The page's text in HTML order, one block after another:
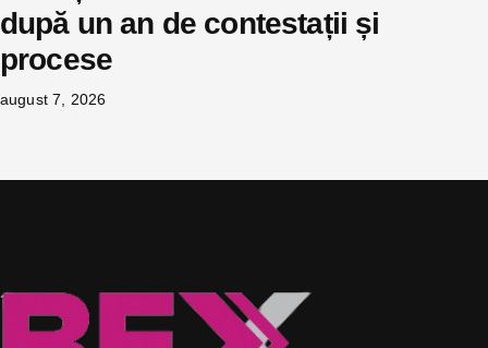
după un an de contestații și
procese
august 7, 2026